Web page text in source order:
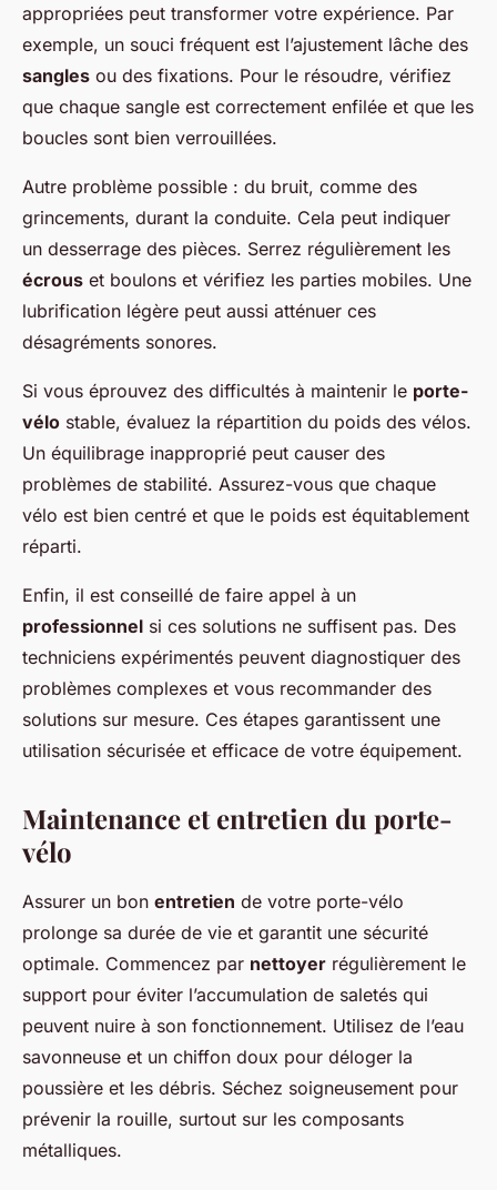
appropriées peut transformer votre expérience. Par
exemple, un souci fréquent est l’ajustement lâche des
sangles ou des fixations. Pour le résoudre, vérifiez
que chaque sangle est correctement enfilée et que les
boucles sont bien verrouillées.
Autre problème possible : du bruit, comme des
grincements, durant la conduite. Cela peut indiquer
un desserrage des pièces. Serrez régulièrement les
écrous et boulons et vérifiez les parties mobiles. Une
lubrification légère peut aussi atténuer ces
désagréments sonores.
Si vous éprouvez des difficultés à maintenir le porte-
vélo stable, évaluez la répartition du poids des vélos.
Un équilibrage inapproprié peut causer des
problèmes de stabilité. Assurez-vous que chaque
vélo est bien centré et que le poids est équitablement
réparti.
Enfin, il est conseillé de faire appel à un
professionnel si ces solutions ne suffisent pas. Des
techniciens expérimentés peuvent diagnostiquer des
problèmes complexes et vous recommander des
solutions sur mesure. Ces étapes garantissent une
utilisation sécurisée et efficace de votre équipement.
Maintenance et entretien du porte-
vélo
Assurer un bon entretien de votre porte-vélo
prolonge sa durée de vie et garantit une sécurité
optimale. Commencez par nettoyer régulièrement le
support pour éviter l’accumulation de saletés qui
peuvent nuire à son fonctionnement. Utilisez de l’eau
savonneuse et un chiffon doux pour déloger la
poussière et les débris. Séchez soigneusement pour
prévenir la rouille, surtout sur les composants
métalliques.